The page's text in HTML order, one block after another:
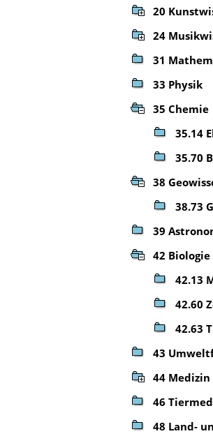
20
24
31
33 Physik
35 Chemie
35.14
35.70
38
38.73
39
42 Biologie
42.13
42.60
42.63
43
44 Medizin
46
48 Land-